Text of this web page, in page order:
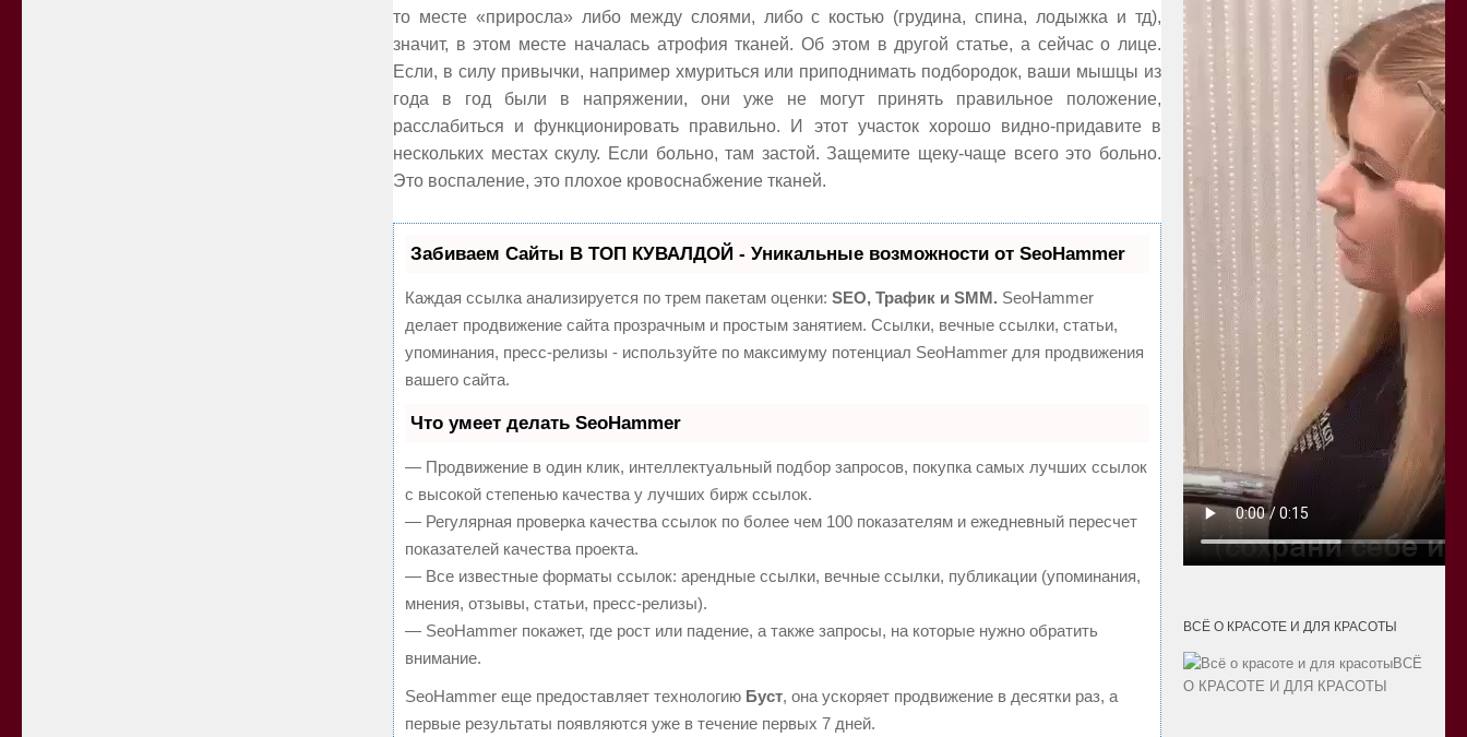
то месте «приросла» либо между слоями, либо с костью (грудина, спина, лодыжка и тд),
значит, в этом месте началась атрофия тканей. Об этом в другой статье, а сейчас о лице.
Если, в силу привычки, например хмуриться или приподнимать подбородок, ваши мышцы из
года в год были в напряжении, они уже не могут принять правильное положение,
расслабиться и функционировать правильно. И этот участок хорошо видно-придавите в
нескольких местах скулу. Если больно, там застой. Защемите щеку-чаще всего это больно.
Это воспаление, это плохое кровоснабжение тканей.
Забиваем Сайты В ТОП КУВАЛДОЙ - Уникальные возможности от SeoHammer
Каждая ссылка анализируется по трем пакетам оценки: SEO, Трафик и SMM. SeoHammer
делает продвижение сайта прозрачным и простым занятием. Ссылки, вечные ссылки, статьи,
упоминания, пресс-релизы - используйте по максимуму потенциал SeoHammer для продвижения
вашего сайта.
Что умеет делать SeoHammer
— Продвижение в один клик, интеллектуальный подбор запросов, покупка самых лучших ссылок
с высокой степенью качества у лучших бирж ссылок.
— Регулярная проверка качества ссылок по более чем 100 показателям и ежедневный пересчет
показателей качества проекта.
— Все известные форматы ссылок: арендные ссылки, вечные ссылки, публикации (упоминания,
мнения, отзывы, статьи, пресс-релизы).
— SeoHammer покажет, где рост или падение, а также запросы, на которые нужно обратить
внимание.
SeoHammer еще предоставляет технологию Буст, она ускоряет продвижение в десятки раз, а
первые результаты появляются уже в течение первых 7 дней.
ВСЁ О КРАСОТЕ И ДЛЯ КРАСОТЫ
ВСЁ
О КРАСОТЕ И ДЛЯ КРАСОТЫ